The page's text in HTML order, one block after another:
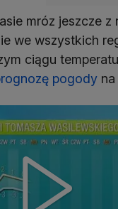
mróz jeszcze z
we wszystkich
ciągu
pogody na